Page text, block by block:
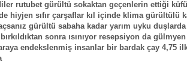
rutubet gürültü sokaktan geçenlerin ettiği
hiyjen sıfır çarşaflar kıl içinde klima gürültülü
gürültü sabaha kadar yarım uyku
sonra ısınıyor resepsiyon da
endekslenmiş insanlar bir bardak çay 4,75